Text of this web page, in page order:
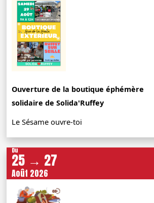
Ouverture de la boutique éphémère
solidaire de Solida'Ruffey
Le Sésame ouvre-toi
Du
25 → 27
Août 2026